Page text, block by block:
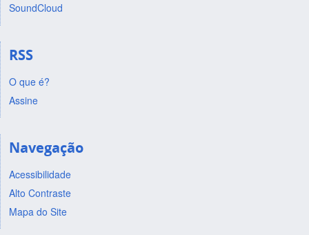
SoundCloud
RSS
O que é?
Assine
Navegação
Acessibilidade
Alto Contraste
Mapa do Site